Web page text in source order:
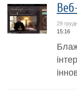
29
15:16